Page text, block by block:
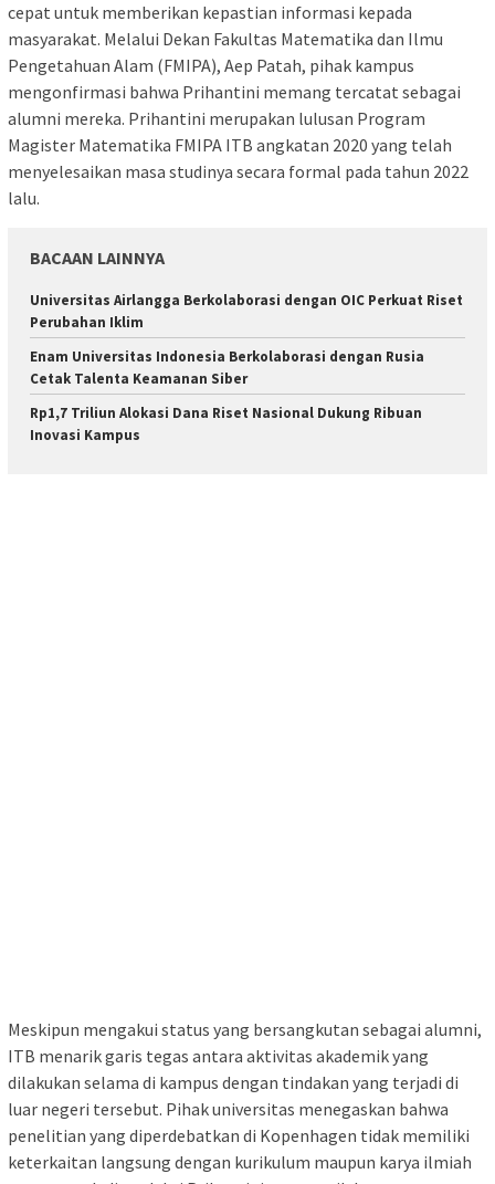
cepat untuk memberikan kepastian informasi kepada
masyarakat. Melalui Dekan Fakultas Matematika dan Ilmu
Pengetahuan Alam (FMIPA), Aep Patah, pihak kampus
mengonfirmasi bahwa Prihantini memang tercatat sebagai
alumni mereka. Prihantini merupakan lulusan Program
Magister Matematika FMIPA ITB angkatan 2020 yang telah
menyelesaikan masa studinya secara formal pada tahun 2022
lalu.
BACAAN LAINNYA
Universitas Airlangga Berkolaborasi dengan OIC Perkuat Riset
Perubahan Iklim
Enam Universitas Indonesia Berkolaborasi dengan Rusia
Cetak Talenta Keamanan Siber
Rp1,7 Triliun Alokasi Dana Riset Nasional Dukung Ribuan
Inovasi Kampus
Meskipun mengakui status yang bersangkutan sebagai alumni,
ITB menarik garis tegas antara aktivitas akademik yang
dilakukan selama di kampus dengan tindakan yang terjadi di
luar negeri tersebut. Pihak universitas menegaskan bahwa
penelitian yang diperdebatkan di Kopenhagen tidak memiliki
keterkaitan langsung dengan kurikulum maupun karya ilmiah